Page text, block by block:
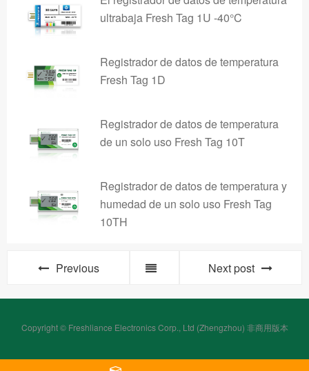
ultrabaja Fresh Tag 1U -40°C
Registrador de datos de temperatura
Fresh Tag 1D
Registrador de datos de temperatura
de un solo uso Fresh Tag 10T
Registrador de datos de temperatura y
humedad de un solo uso Fresh Tag
10TH
Previous Next post
Copyright © Freshliance Electronics Corp., Ltd (Zhengzhou) 非商用版本